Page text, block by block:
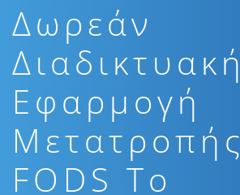
Δωρεάν
Διαδικτυακή
Εφαρμογή
Μετατροπής
FODS To